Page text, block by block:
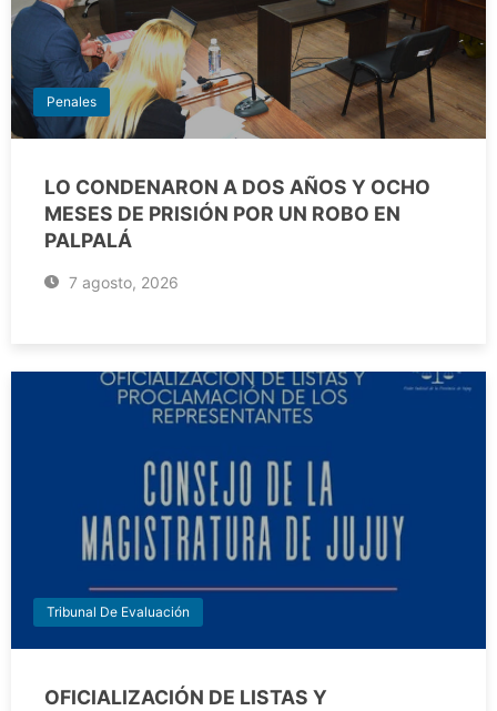
Penales
LO CONDENARON A DOS AÑOS Y OCHO
MESES DE PRISIÓN POR UN ROBO EN
PALPALÁ
7 agosto, 2026
Tribunal De Evaluación
OFICIALIZACIÓN DE LISTAS Y